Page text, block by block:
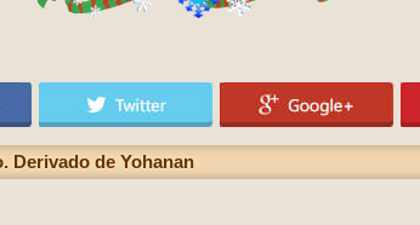
Derivado de Yohanan